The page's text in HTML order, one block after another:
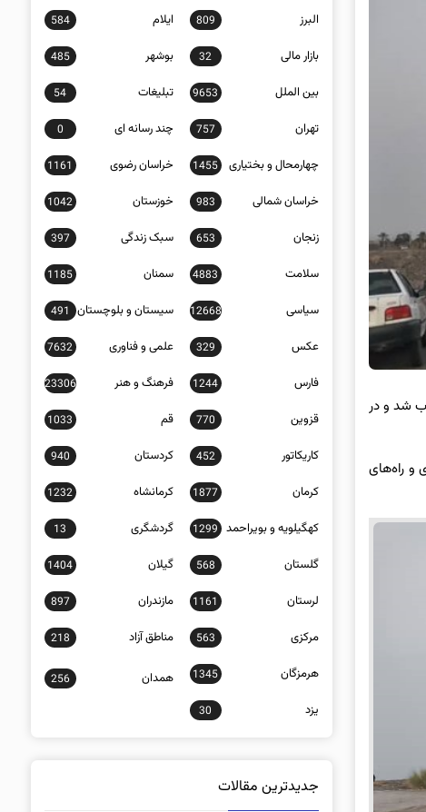
شد و در
و راه‌های
البرز 809 ایلام 584
بازار مالی 32 بوشهر 485
بین الملل 9653 تبلیغات 54
تهران 757 چند رسانه ای 0
چهارمحال و بختیاری 1455 خراسان رضوی 1161
خراسان شمالی 983 خوزستان 1042
زنجان 653 سبک زندگی 397
سلامت 4883 سمنان 1185
سیاسی 12668 سیستان و بلوچستان 491
عکس 329 علمی و فناوری 7632
فارس 1244 فرهنگ و هنر 23306
قزوین 770 قم 1033
کاریکاتور 452 کردستان 940
کرمان 1877 کرمانشاه 1232
کهگیلویه و بویراحمد 1299 گردشگری 13
گلستان 568 گیلان 1404
لرستان 1161 مازندران 897
مرکزی 563 مناطق آزاد 218
هرمزگان 1345 همدان 256
یزد 30
جدیدترین مقالات